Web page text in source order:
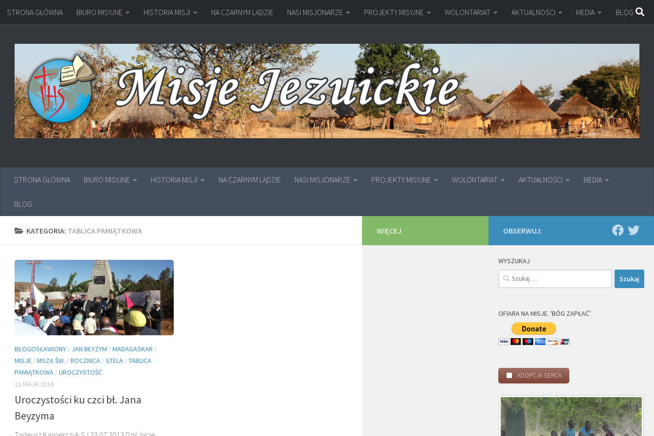
Przejdź do treści
STRONA GŁÓWNA BIURO MISYJNE HISTORIA MISJI NA CZARNYM LĄDZIE NASI MISJONARZE PROJEKTY MISYJNE WOLONTARIAT AKTUALNOŚCI MEDIA BLOG
STRONA GŁÓWNA BIURO MISYJNE HISTORIA MISJI NA CZARNYM LĄDZIE NASI MISJONARZE PROJEKTY MISYJNE WOLONTARIAT AKTUALNOŚCI MEDIA
BLOG
KATEGORIA: TABLICA PAMIĄTKOWA
BŁOGOSŁAWIONY / JAN BEYZYM /MADAGASKAR /
MISJE /MSZA ŚW. /ROCZNICA /STELA /TABLICA
PAMIĄTKOWA /UROCZYSTOŚĆ
11 MAJA 2016
Uroczystości ku czci bł. Jana
Beyzyma
OBSERWUJ:
WYSZUKAJ
Szukaj:
OFIARA NA MISJE. 'BÓG ZAPŁAĆ’
ADOPCJA SERCA
WIĘCEJ